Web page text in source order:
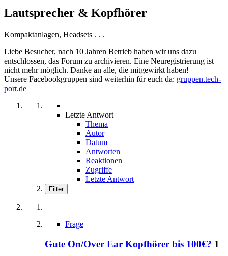
Lautsprecher & Kopfhörer
Kompaktanlagen, Headsets . . .
Liebe Besucher, nach 10 Jahren Betrieb haben wir uns dazu
entschlossen, das Forum zu archivieren. Eine Neuregistrierung ist
nicht mehr möglich. Danke an alle, die mitgewirkt haben!
Unsere Facebookgruppen sind weiterhin für euch da: gruppen.tech-
port.de
Letzte Antwort
Thema
Autor
Datum
Antworten
Reaktionen
Zugriffe
Letzte Antwort
Filter
Frage
Gute On/Over Ear Kopfhörer bis 100€? 1